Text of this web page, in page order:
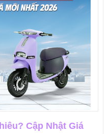
Cập Nhật Giá